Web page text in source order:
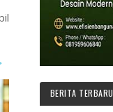
BERITA TERBARU